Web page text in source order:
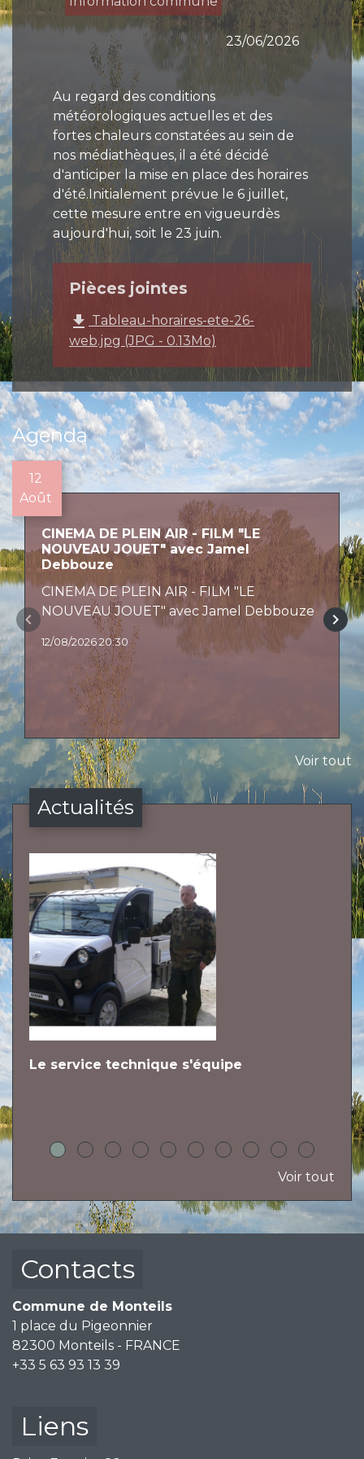
23/06/2026
Au regard des conditions
météorologiques actuelles et des
fortes chaleurs constatées au sein de
nos médiathèques, il a été décidé
d'anticiper la mise en place des horaires
d'été.Initialement prévue le 6 juillet,
cette mesure entre en vigueurdès
aujourd'hui, soit le 23 juin.
Pièces jointes
file_download Tableau-horaires-ete-26-
web.jpg (JPG - 0.13Mo)
Agenda
12
Août
CINEMA DE PLEIN AIR - FILM "LE
NOUVEAU JOUET" avec Jamel
Debbouze
CINEMA DE PLEIN AIR - FILM "LE
NOUVEAU JOUET" avec Jamel Debbouze
12/08/2026 20:30
keyboard_arrow_left keyboard_arrow_right
Voir tout
Actualités
Le service technique s'équipe
Voir tout
Contacts
Commune de Monteils
1 place du Pigeonnier
82300 Monteils - FRANCE
+33 5 63 93 13 39
Liens